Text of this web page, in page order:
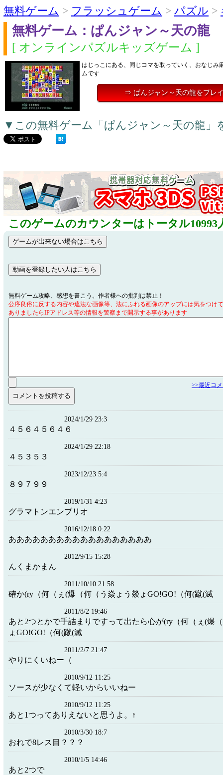
無料ゲーム > フラッシュゲーム > パズル >
無料ゲーム：ぱんジャン～天の龍
[ オンラインパズルキッズゲーム ]
はじっこにある、同じコマを取っていく、おなじみ
ムです
⇒ ぱんジャン～天の龍をプレ
▼この無料ゲーム「ぱんジャン～天の龍」
このゲームのカウンターはトータル10993
無料ゲーム攻略、感想を書こう。作者様への批判は禁止！
公序良俗に反する内容や違法な画像等、法にふれる画像のアップには気をつけ
ありましたらIPアドレス等の情報を警察まで開示する事があります
>>最近コ
2024/1/29 23:3
４５６４５６４６
2024/1/29 22:18
４５３５３
2023/12/23 5:4
８９７９９
2019/1/31 4:23
グラマトンエンブリオ
2016/12/18 0:22
ああああああああああああああああああ
2012/9/15 15:28
んくまかまん
2011/10/10 21:58
確か(ry（何（ぇ(爆（何（う焱ょう燚ょGO!GO!（何(蹴(滅
2011/8/2 19:46
あと2つとかで手詰まりですって出たら心が(ry（何（ぇ(爆
ょGO!GO!（何(蹴(滅
2011/2/7 21:47
やりにくいねー（
2010/9/12 11:25
ソースが少なくて軽いからいいねー
2010/9/12 11:25
あと1つってありえないと思うよ。↑
2010/3/30 18:7
おれで8レス目？？？
2010/1/5 14:46
あと2つで